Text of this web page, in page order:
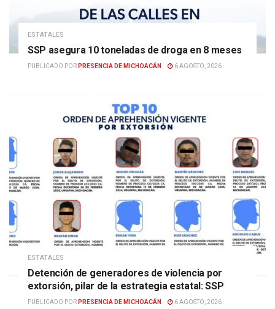
ESTATALES
SSP asegura 10 toneladas de droga en 8 meses
PUBLICADO POR PRESENCIA DE MICHOACÁN 6 AGOSTO, 2026
ESTATALES
Detención de generadores de violencia por
extorsión, pilar de la estrategia estatal: SSP
PUBLICADO POR PRESENCIA DE MICHOACÁN 6 AGOSTO, 2026